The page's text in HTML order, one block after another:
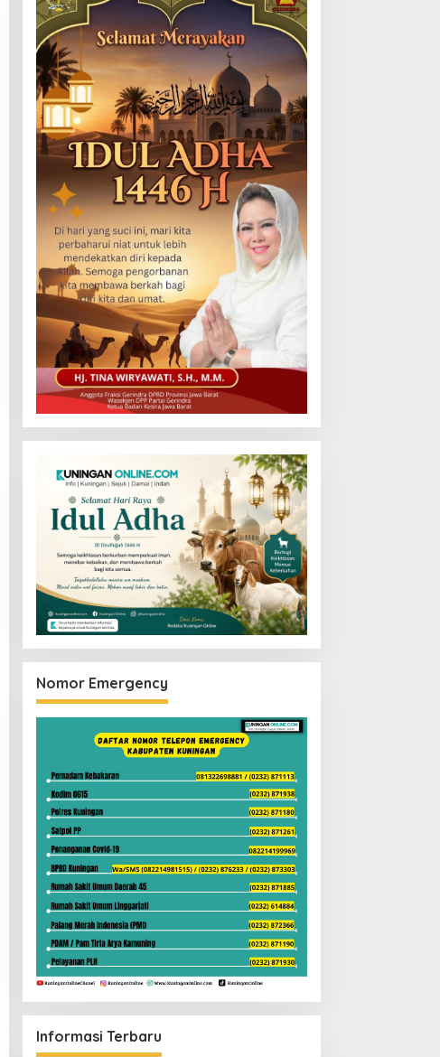
Nomor Emergency
Informasi Terbaru